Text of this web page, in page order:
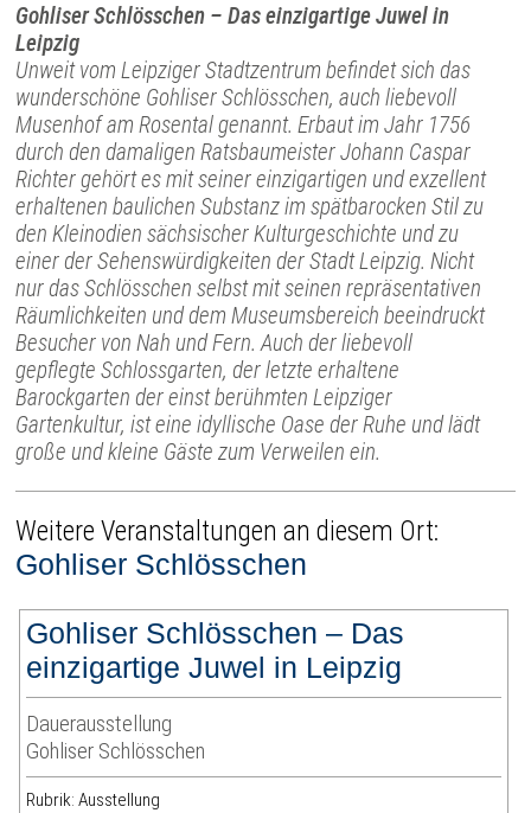
Gohliser Schlösschen – Das einzigartige Juwel in
Leipzig
Unweit vom Leipziger Stadtzentrum befindet sich das
wunderschöne Gohliser Schlösschen, auch liebevoll
Musenhof am Rosental genannt. Erbaut im Jahr 1756
durch den damaligen Ratsbaumeister Johann Caspar
Richter gehört es mit seiner einzigartigen und exzellent
erhaltenen baulichen Substanz im spätbarocken Stil zu
den Kleinodien sächsischer Kulturgeschichte und zu
einer der Sehenswürdigkeiten der Stadt Leipzig. Nicht
nur das Schlösschen selbst mit seinen repräsentativen
Räumlichkeiten und dem Museumsbereich beeindruckt
Besucher von Nah und Fern. Auch der liebevoll
gepflegte Schlossgarten, der letzte erhaltene
Barockgarten der einst berühmten Leipziger
Gartenkultur, ist eine idyllische Oase der Ruhe und lädt
große und kleine Gäste zum Verweilen ein.
Weitere Veranstaltungen an diesem Ort:
Gohliser Schlösschen
Gohliser Schlösschen – Das
einzigartige Juwel in Leipzig
Dauerausstellung
Gohliser Schlösschen
Rubrik: Ausstellung